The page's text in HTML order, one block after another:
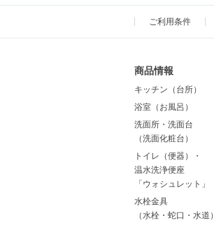
ご利用条件
商品情報
キッチン（台所）
浴室（お風呂）
洗面所・洗面台
（洗面化粧台）
トイレ（便器）・
温水洗浄便座
「ウォシュレット」
水栓金具
（水栓・蛇口・水道）